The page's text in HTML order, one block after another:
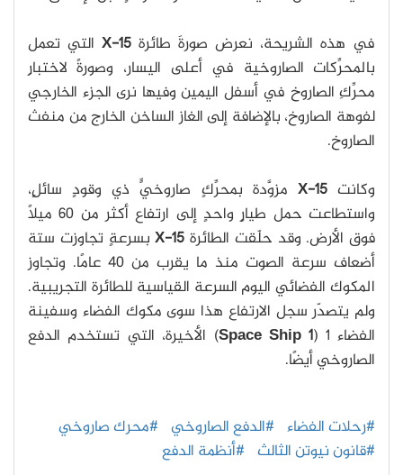
في هذه الشريحة، نعرض صورةَ طائرة X-15 التي تعمل
بالمحرِّكات الصاروخية في أعلى اليسار، وصورةً لاختبارِ
محرِّكِ الصاروخ في أسفل اليمين وفيها نرى الجزء الخارجي
لفوهة الصاروخ، بالإضافة إلى الغاز الساخن الخارج من منفث
الصاروخ.
وكانتX-15 مزوَّدة بمحرِّكٍ صاروخيٍّ ذي وقودٍ سائلٍ،
واستطاعت حمل طيارٍ واحدٍ إلى ارتفاع أكثر من 60 ميلًا
فوق الأرض. وقد حلّقت الطائرة X-15 بسرعةٍ تجاوزت ستة
أضعاف سرعة الصوت منذ ما يقرب من 40 عامًا. وتجاوز
المكوك الفضائي اليوم السرعة القياسية للطائرة التجريبية.
ولم يتصدّر سجل الارتفاع هذا سوى مكوك الفضاء وسفينة
الفضاء 1 (
Space Ship 1) الأخيرة، التي تستخدم الدفع
الصاروخي أيضًا.
#رحلات الفضاء #الدفع الصاروخي #محرك صاروخي
#قانون نيوتن الثالث #أنظمة الدفع